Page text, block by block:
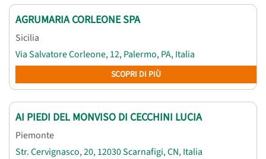
AGRUMARIA CORLEONE SPA
Sicilia
Via Salvatore Corleone, 12, Palermo, PA, Italia
SCOPRI DI PIÙ
AI PIEDI DEL MONVISO DI CECCHINI LUCIA
Piemonte
Str. Cervignasco, 20, 12030 Scarnafigi, CN, Italia